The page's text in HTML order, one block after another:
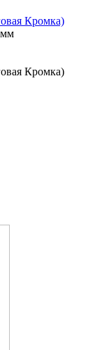
Кромка)
мм
Кромка)